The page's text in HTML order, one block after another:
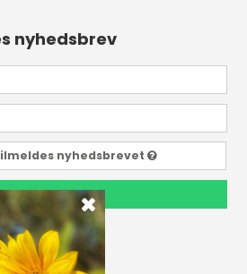
nyhedsbrev
nyhedsbrevet
TILMELD